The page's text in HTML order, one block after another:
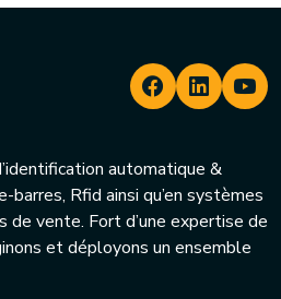
automatique &
Rfid ainsi qu’en systèmes
de vente. Fort d’une expertise de
et déployons un ensemble